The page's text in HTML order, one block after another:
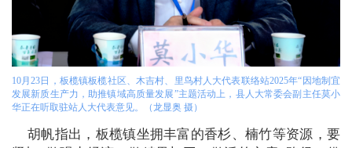
10月23日，板榄镇板榄社区、木吉村、里鸟村人大代表联络站2025年“因地制宜
发展新质生产力，助推镇域高质量发展”主题活动上，县人大常委会副主任莫小
华正在听取驻站人大代表意见。（龙显奥 摄）
胡帆指出，板榄镇坐拥丰富的香杉、楠竹等资源，要